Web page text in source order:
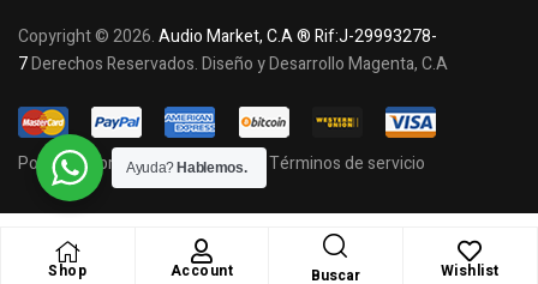
Shop Account Buscar Wishlist
Copyright © 2026.Audio Market, C.A ® Rif:J-29993278-
7Derechos Reservados. Diseño y Desarrollo Magenta, C.A
Política de privacidad y cookies Términos de servicio
Ayuda? Hablemos.